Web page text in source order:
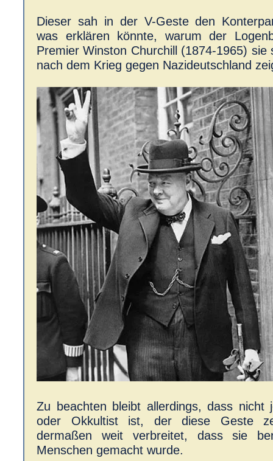
Dieser sah in der V-Geste den
was erklären könnte, warum der
Premier Winston Churchill (1874-1965) sie
nach dem Krieg gegen Nazideutschland
Zu beachten bleibt allerdings, dass nicht
oder Okkultist ist, der diese Geste
dermaßen weit verbreitet, dass sie
Menschen gemacht wurde.